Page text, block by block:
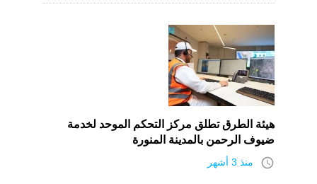
هيئة الطرق تطلق مركز التحكم الموحد لخدمة
ضيوف الرحمن بالمدينة المنورة
access_time منذ 3 أشهر